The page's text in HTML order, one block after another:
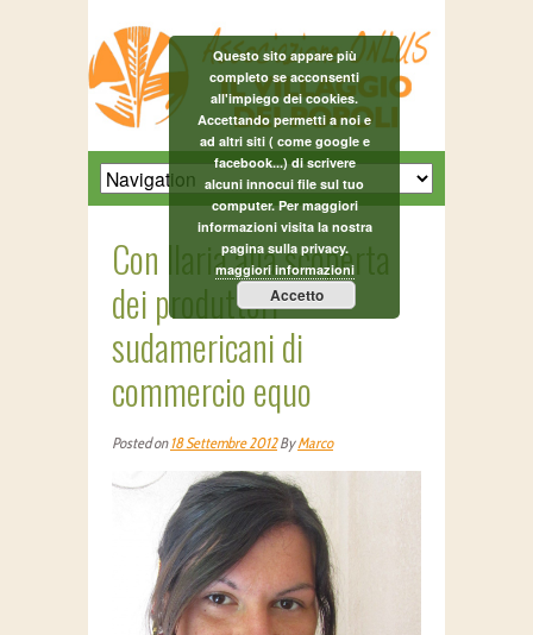
Con Ilaria alla scoperta
dei produttori
sudamericani di
commercio equo
Posted on18 Settembre 2012ByMarco
Questo sito appare più
completo se acconsenti
all'impiego dei cookies.
Accettando permetti a noi e
ad altri siti ( come google e
facebook...) di scrivere
alcuni innocui file sul tuo
computer. Per maggiori
informazioni visita la nostra
pagina sulla privacy.
maggiori informazioni
Accetto